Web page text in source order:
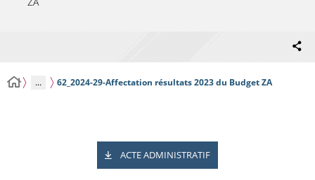
... 62_2024-29-Affectation résultats 2023 du Budget ZA
ACTE ADMINISTRATIF